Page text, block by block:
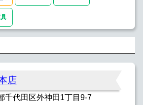
店
千代田区外神田1丁目9-7